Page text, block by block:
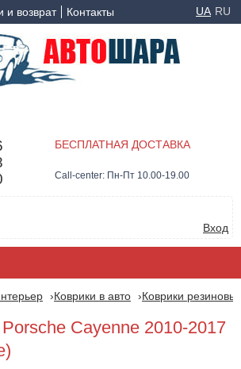
и возврат Контакты UA RU
БЕСПЛАТНАЯ ДОСТАВКА
Call-center: Пн-Пт 10.00-19.00
Вход
Коврики в авто Коврики
Cayenne 2010-2017